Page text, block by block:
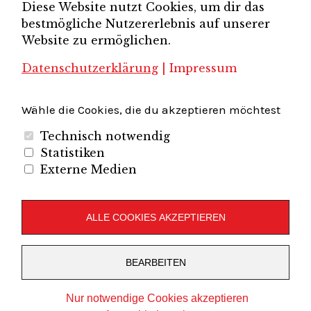
Brandenburg-Berlin e.V.
Unternehmerverband Sachsen e.V. Unternehmervereinigung Uckermark
Unternehmervereinigung Uckermark e.V.
Wirtschaftshof Spandau e.V. Volkswirtschaftlicher Dialog
Unternehmerverband Brandenburg-Berlin e.V.
Folgen Sie uns auf
LinkedInInstagram
Slideshare
Youtube
Stolz präsentiert vonWordPress
Theme: Zuki von
Elmastudio
Diese Website nutzt Cookies, um dir das
bestmögliche Nutzererlebnis auf unserer
Website zu ermöglichen.
Datenschutzerklärung
Impressum
Wähle die Cookies, die du akzeptieren möchtest
Technisch notwendig
Statistiken
Externe Medien
ALLE COOKIES AKZEPTIEREN
BEARBEITEN
Nur notwendige Cookies akzeptieren